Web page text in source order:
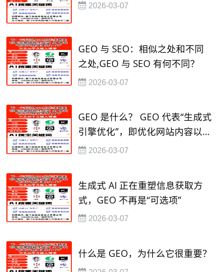
2026-03-07
GEO 与 SEO：相似之处和不同
之处,GEO 与 SEO 有何不同？
2026-03-07
GEO 是什么？ GEO 代表“生成式
引擎优化”，即优化网站内容以提
高其在人工智能驱动的搜索引擎
2026-03-07
生成式 AI 正在重塑信息获取方
式，GEO 不再是“可选项”
2026-03-07
什么是 GEO，为什么它很重要？